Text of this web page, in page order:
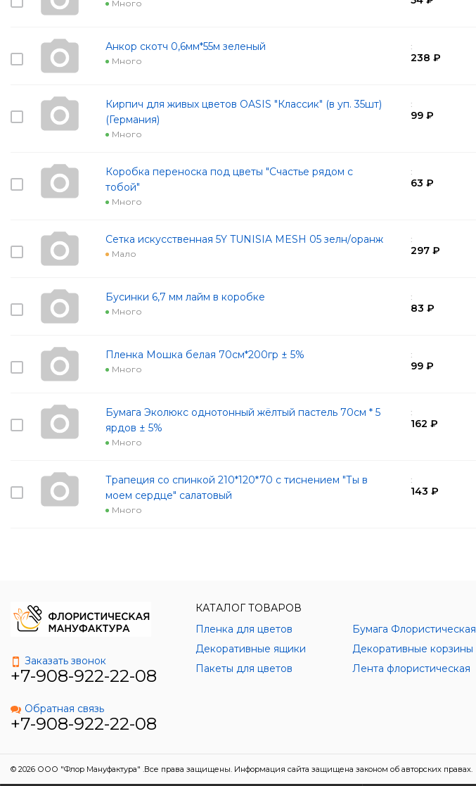
Много
Анкор скотч 0,6мм*55м зеленый
Много
:
238 ₽
Кирпич для живых цветов OASIS "Классик" (в уп. 35шт)
(Германия)
Много
:
99 ₽
Коробка переноска под цветы "Счастье рядом с
тобой"
Много
:
63 ₽
Сетка искусственная 5Y TUNISIA MESH 05 зелн/оранж
Мало
:
297 ₽
Бусинки 6,7 мм лайм в коробке
Много
:
83 ₽
Пленка Мошка белая 70см*200гр ± 5%
Много
:
99 ₽
Бумага Эколюкс однотонный жёлтый пастель 70см * 5
ярдов ± 5%
Много
:
162 ₽
Трапеция со спинкой 210*120*70 с тиснением "Ты в
моем сердце" салатовый
Много
:
143 ₽
Заказать звонок
+7-908-922-22-08
Обратная связь
+7-908-922-22-08
КАТАЛОГ ТОВАРОВ
Пленка для цветов
Бумага Флористическая
Декоративные ящики
Декоративные корзины
Пакеты для цветов
Лента флористическая
© 2026 ООО "Флор Мануфактура" .Все права защищены. Информация сайта защищена законом об авторских правах.